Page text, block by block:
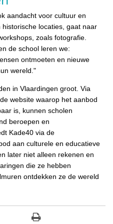
aandacht voor cultuur en
locaties, gaat naar
zoals fotografie.
de school leren we:
ontmoeten en nieuwe
wereld."
in Vlaardingen groot. Via
website waarop het aanbod
is, kunnen scholen
beroepen en
Kade40 via de
aan culturele en educatieve
later niet alleen rekenen en
die ze hebben
ontdekken ze de wereld